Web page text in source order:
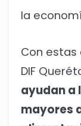
la
Con estas
DIF
ayudan a
mayores